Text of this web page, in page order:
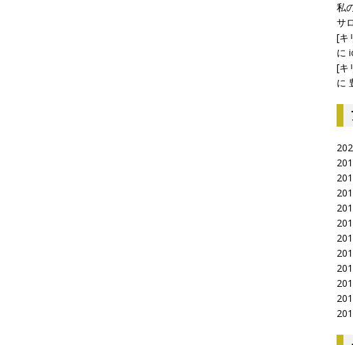
私
サ
[キ
に
[キ
に